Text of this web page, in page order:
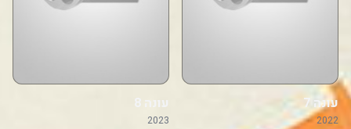
עונה 7
2022
עונה 8
2023